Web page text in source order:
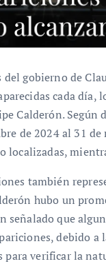
gobierno de
cada
Calderón. Según
de 2024 al 31
localizadas,
también
hubo un
señalado que
debido a
verificar la